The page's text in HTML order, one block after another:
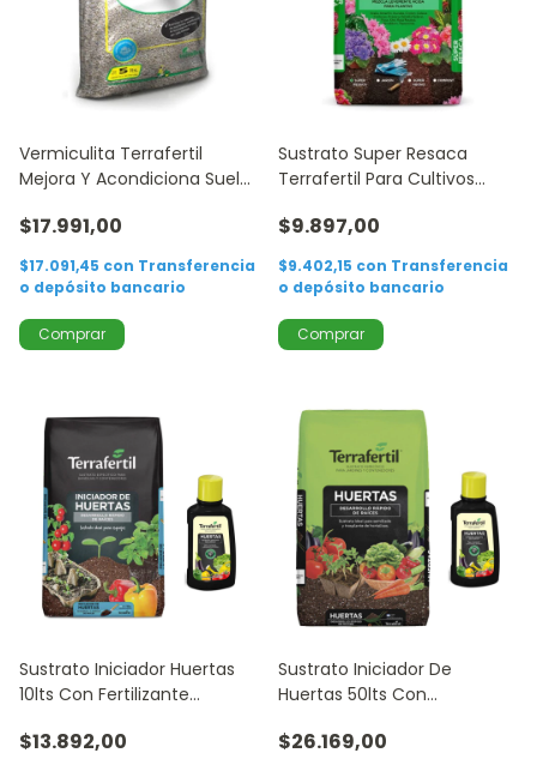
Vermiculita Terrafertil
Mejora Y Acondiciona Suelos
$17.991,00
$17.091,45 con Transferencia
o depósito bancario
Sustrato Super Resaca
Terrafertil Para Cultivos
$9.897,00
$9.402,15 con Transferencia
o depósito bancario
Sustrato Iniciador Huertas
10lts Con Fertilizante
$13.892,00
Sustrato Iniciador De
Huertas 50lts Con
$26.169,00